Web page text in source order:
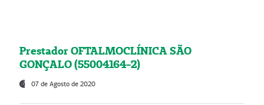
Prestador OFTALMOCLÍNICA SÃO
GONÇALO (55004164-2)
07 de Agosto de 2020